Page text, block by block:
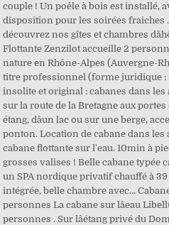
couple ! Un poêle à bois est installé,
disposition pour les soirées fraiches
découvrez nos gîtes et chambres
Flottante Zenzilot accueille 2
nature en Rhône-Alpes (Auvergne-
titre professionnel (forme juridique :
insolite et original : cabanes dans
sur la route de la Bretagne aux portes
étang, dâun lac ou sur une berge,
ponton. Location de cabane dans les
cabane flottante sur l'eau. 10min à
grosses valises ! Belle cabane typée
un SPA nordique privatif chauffé à
intégrée, belle chambre avec...
personnes La cabane sur lâeau
personnes . Sur lâétang privé du